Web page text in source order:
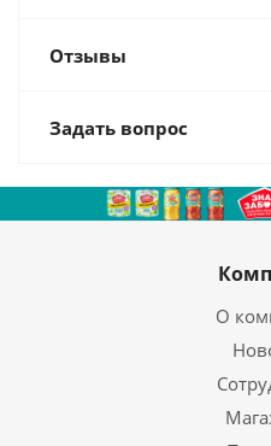
Отзывы
Задать вопрос
О